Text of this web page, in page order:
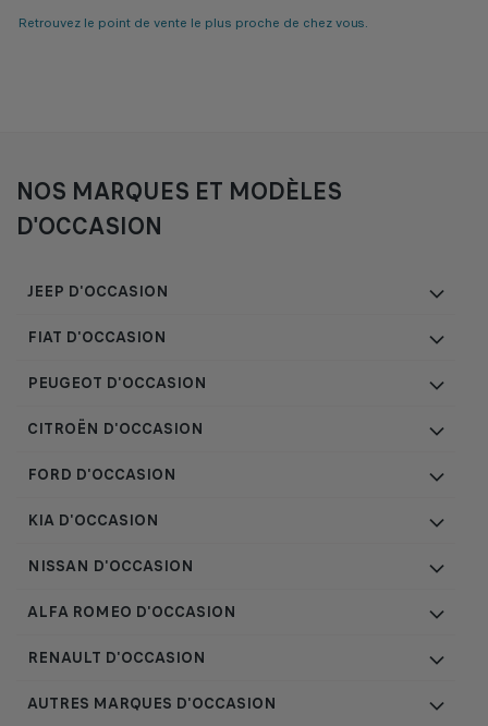
Retrouvez le point de vente le plus proche de chez vous.
NOS MARQUES ET MODÈLES
D'OCCASION
JEEP D'OCCASION
FIAT D'OCCASION
PEUGEOT D'OCCASION
CITROËN D'OCCASION
FORD D'OCCASION
KIA D'OCCASION
NISSAN D'OCCASION
ALFA ROMEO D'OCCASION
RENAULT D'OCCASION
AUTRES MARQUES D'OCCASION